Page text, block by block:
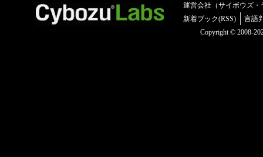
運営会社（サイボウズ・
新着ブック(RSS)
言語
Copyright © 2008-